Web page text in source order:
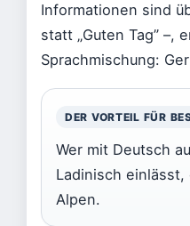
Informationen sind
statt „Guten Tag”
Sprachmischung:
DER VORTEIL FÜR
Wer mit Deutsch
Ladinisch
Alpen.